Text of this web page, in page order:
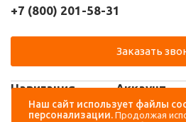
Навигация
Каталог
Аккаунт
Вход
+7 (800) 201-58-31
Заказать
Наш сайт использует файлы
персонализации. Продолжая